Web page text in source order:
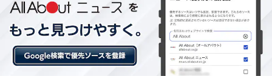
A post shared by 【公式】花束みたいな恋をした (@mugikinu)